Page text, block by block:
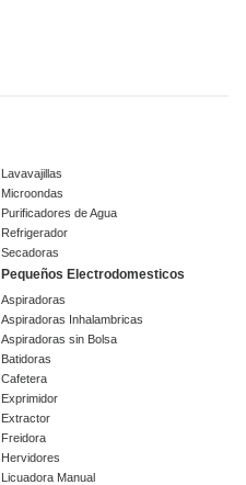
Lavavajillas
Microondas
Purificadores de Agua
Refrigerador
Secadoras
Pequeños Electrodomesticos
Aspiradoras
Aspiradoras Inhalambricas
Aspiradoras sin Bolsa
Batidoras
Cafetera
Exprimidor
Extractor
Freidora
Hervidores
Licuadora Manual